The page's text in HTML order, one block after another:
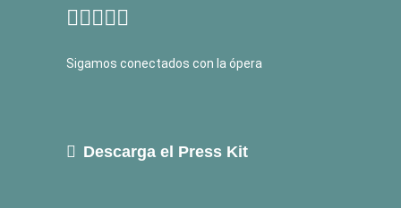
Sigamos conectados con la ópera
Descarga el Press Kit